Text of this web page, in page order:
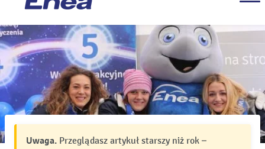
Uwaga. Przeglądasz artykuł starszy niż rok –